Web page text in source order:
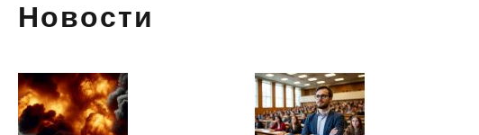
Новости